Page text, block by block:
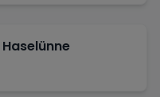
Haselünne